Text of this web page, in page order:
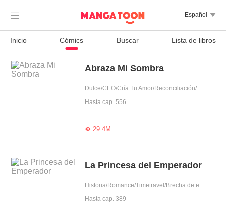
 Español 
Inicio Cómics Buscar Lista de libros
Abraza Mi Sombra
Dulce/CEO/Cría Tu Amor/Reconciliación/Escapada del matrimonio/Amor tras matrimonio/Traición/Rencor adinerado/Encuentro inesperado/Arrogante/Intrigante/Obediente/Bondadosa/Mafia/Rico
Hasta cap. 556
29.4M
La Princesa del Emperador
Historia/Romance/Timetravel/Brecha de edad/Intrigante/Adorable/Princesa/Magia/Época
Hasta cap. 389